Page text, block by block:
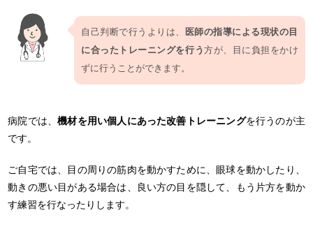
自己判断で行うよりは、 医師の指導による現状の目
に合ったトレーニングを行う方が、目に負担をかけ
ずに行うことができます。
病院では、機材を用い個人にあった改善トレーニングを行うのが主
です。
ご自宅では、目の周りの筋肉を動かすために、眼球を動かしたり、
動きの悪い目がある場合は、良い方の目を隠して、もう片方を動か
す練習を行なったりします。